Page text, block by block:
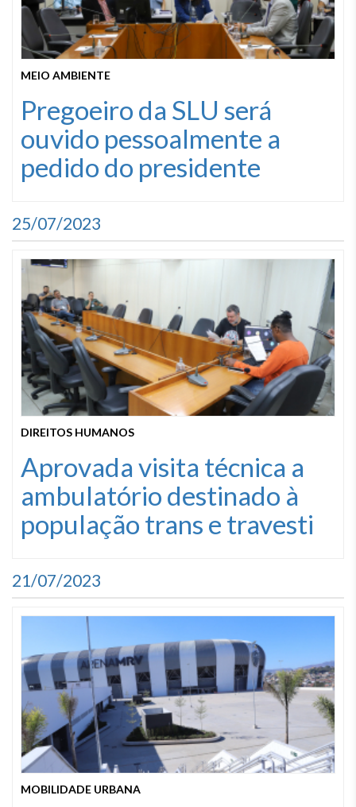
MEIO AMBIENTE
Pregoeiro da SLU será
ouvido pessoalmente a
pedido do presidente
25/07/2023
DIREITOS HUMANOS
Aprovada visita técnica a
ambulatório destinado à
população trans e travesti
21/07/2023
MOBILIDADE URBANA